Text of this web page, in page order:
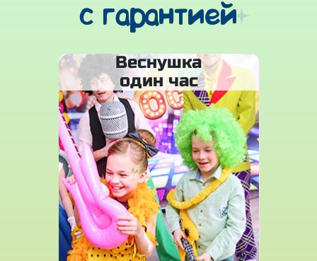
с гарантией
Веснушка
один час